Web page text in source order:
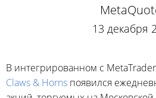
13 декабря
В интегрированном с
Claws & Horns появился